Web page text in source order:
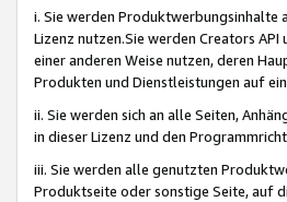
i. Sie werden Produktwerbungsinhalte
Lizenz nutzen.Sie werden Creators
einer anderen Weise nutzen, deren
Produkten und Dienstleistungen auf
ii. Sie werden sich an alle Seiten,
in dieser Lizenz und den
iii. Sie werden alle genutzten
Produktseite oder sonstige Seite, auf